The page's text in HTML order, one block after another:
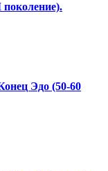
поколение).
Эдо (50-60